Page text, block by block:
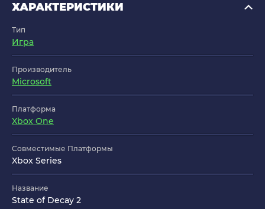
ХАРАКТЕРИСТИКИ
Тип
Игра
Производитель
Microsoft
Платформа
Xbox One
Совместимые Платформы
Xbox Series
Название
State of Decay 2